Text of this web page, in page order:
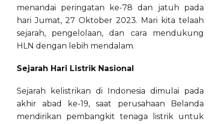
menandai peringatan ke-78 dan jatuh pada
hari Jumat, 27 Oktober 2023. Mari kita telaah
sejarah, pengelolaan, dan cara mendukung
HLN dengan lebih mendalam.
Sejarah Hari Listrik Nasional
Sejarah kelistrikan di Indonesia dimulai pada
akhir abad ke-19, saat perusahaan Belanda
mendirikan pembangkit tenaga listrik untuk